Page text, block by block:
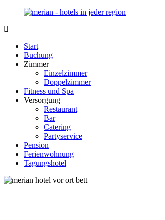
Zurück
Inhalt
Hotel.de
Portal
Hotels,
Unterkunft
Reisen
Deutschland
Start
Buchung
Zimmer
Einzelzimmer
Doppelzimmer
Fitness und Spa
Versorgung
Restaurant
Bar
Catering
Partyservice
Pension
Ferienwohnung
Tagungshotel